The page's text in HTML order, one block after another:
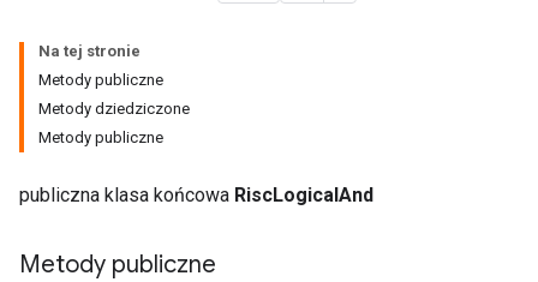
Na tej stronie
Metody publiczne
Metody dziedziczone
Metody publiczne
publiczna klasa końcowa RiscLogicalAnd
Metody publiczne